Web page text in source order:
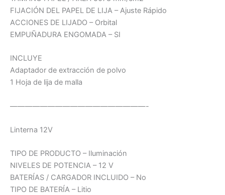
FIJACIÓN DEL PAPEL DE LIJA – Ajuste Rápido
ACCIONES DE LIJADO – Orbital
EMPUÑADURA ENGOMADA – SI
INCLUYE
Adaptador de extracción de polvo
1 Hoja de lija de malla
——————————————————-
Linterna 12V
TIPO DE PRODUCTO – Iluminación
NIVELES DE POTENCIA – 12 V
BATERÍAS / CARGADOR INCLUIDO – No
TIPO DE BATERÍA – Litio